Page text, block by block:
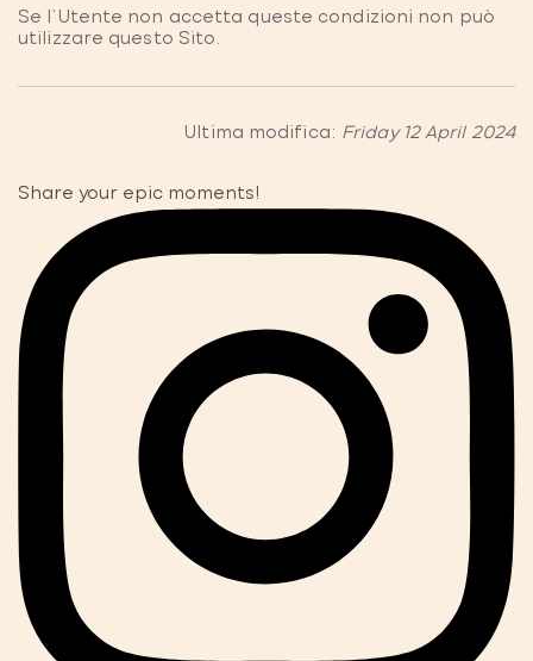
Se l'Utente non accetta queste condizioni non può
utilizzare questo Sito.
Ultima modifica: Friday 12 April 2024
Share your epic moments!